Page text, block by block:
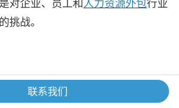
挑战。
联系我们